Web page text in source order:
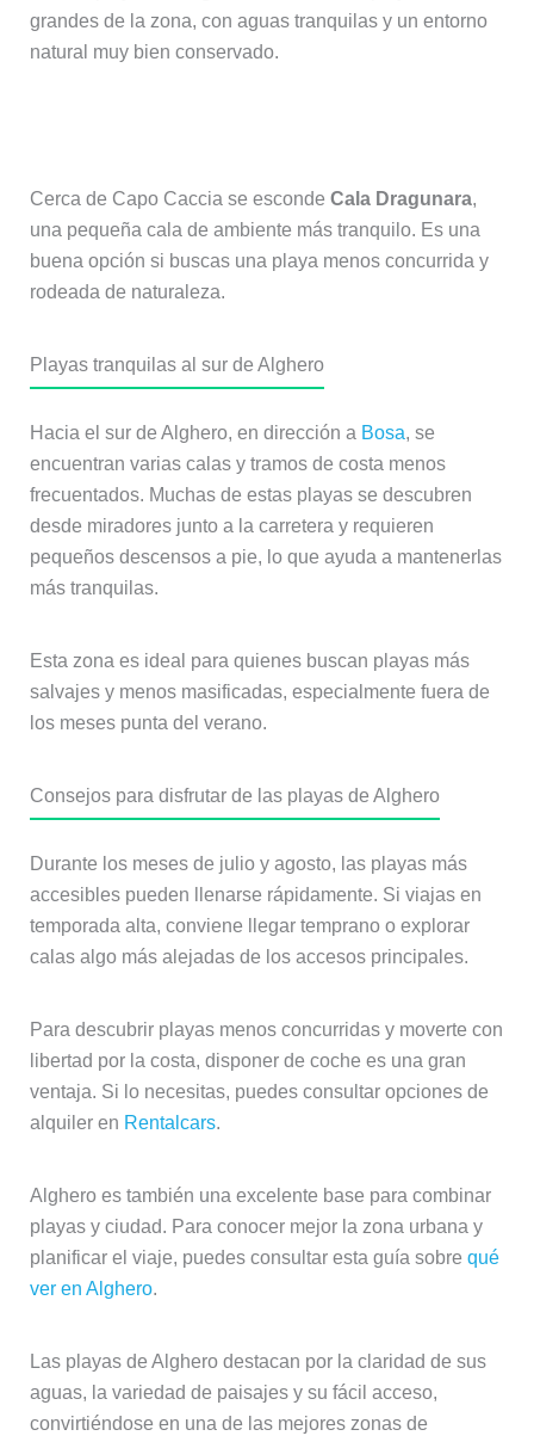
grandes de la zona, con aguas tranquilas y un entorno
natural muy bien conservado.
Cerca de Capo Caccia se esconde Cala Dragunara,
una pequeña cala de ambiente más tranquilo. Es una
buena opción si buscas una playa menos concurrida y
rodeada de naturaleza.
Playas tranquilas al sur de Alghero
Hacia el sur de Alghero, en dirección a Bosa, se
encuentran varias calas y tramos de costa menos
frecuentados. Muchas de estas playas se descubren
desde miradores junto a la carretera y requieren
pequeños descensos a pie, lo que ayuda a mantenerlas
más tranquilas.
Esta zona es ideal para quienes buscan playas más
salvajes y menos masificadas, especialmente fuera de
los meses punta del verano.
Consejos para disfrutar de las playas de Alghero
Durante los meses de julio y agosto, las playas más
accesibles pueden llenarse rápidamente. Si viajas en
temporada alta, conviene llegar temprano o explorar
calas algo más alejadas de los accesos principales.
Para descubrir playas menos concurridas y moverte con
libertad por la costa, disponer de coche es una gran
ventaja. Si lo necesitas, puedes consultar opciones de
alquiler en Rentalcars.
Alghero es también una excelente base para combinar
playas y ciudad. Para conocer mejor la zona urbana y
planificar el viaje, puedes consultar esta guía sobre qué
ver en Alghero.
Las playas de Alghero destacan por la claridad de sus
aguas, la variedad de paisajes y su fácil acceso,
convirtiéndose en una de las mejores zonas de